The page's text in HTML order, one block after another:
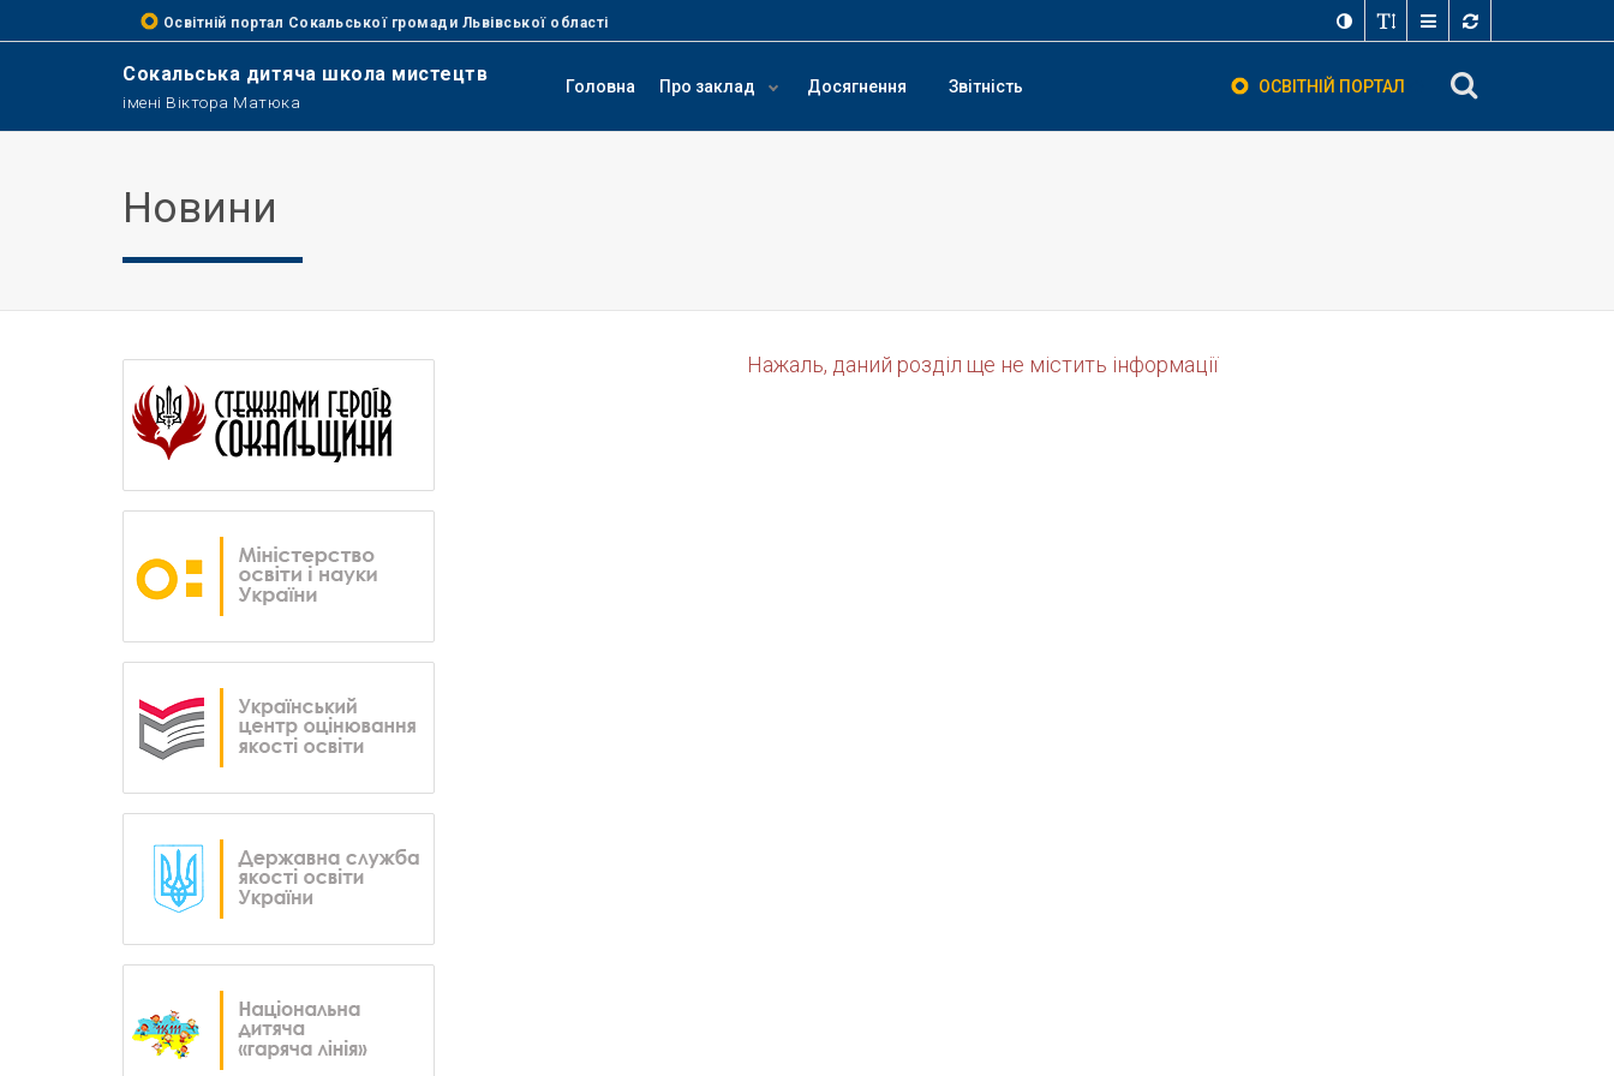
Освітній портал Сокальської громади Львівської області
Сокальська дитяча школа мистецтв
імені Віктора Матюка
Головна Про заклад Досягнення Звітність ОСВІТНІЙ ПОРТАЛ
Новини
Нажаль, даний розділ ще не містить інформації